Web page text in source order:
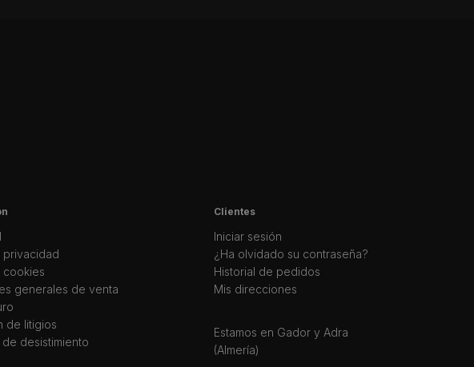
privacidad
cookies
generales de venta
de litigios
de desistimiento
Clientes
Iniciar sesión
¿Ha olvidado su contraseña?
Historial de pedidos
Mis direcciones
Estamos en Gador y Adra
(Almería)